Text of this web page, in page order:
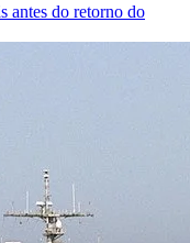
antes do retorno do